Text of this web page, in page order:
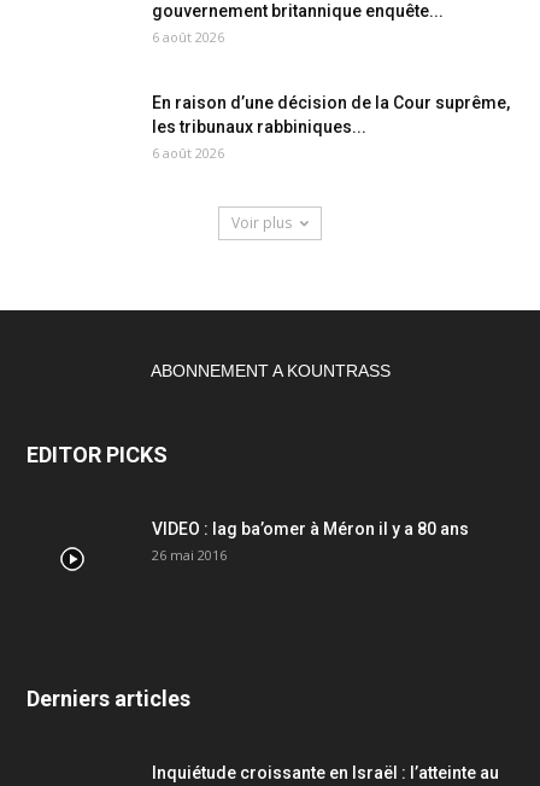
gouvernement britannique enquête...
6 août 2026
En raison d’une décision de la Cour suprême,
les tribunaux rabbiniques...
6 août 2026
Voir plus
ABONNEMENT A KOUNTRASS
EDITOR PICKS
VIDEO : lag ba’omer à Méron il y a 80 ans
26 mai 2016
Derniers articles
Inquiétude croissante en Israël : l’atteinte au